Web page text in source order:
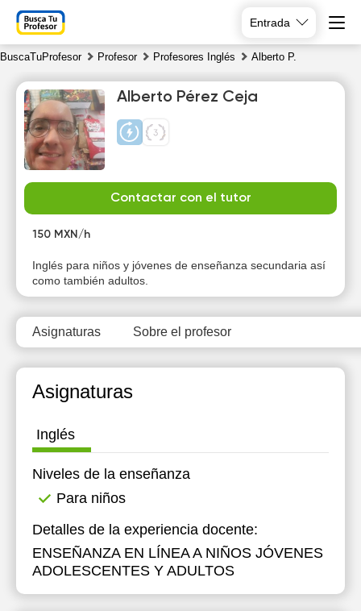
Entrada
BuscaTuProfesor Profesor Profesores Inglés Alberto P.
Alberto Pérez Ceja
Contactar con el tutor
150 MXN/h
Inglés para niños y jóvenes de enseñanza secundaria así
como también adultos.
Asignaturas Sobre el profesor
Asignaturas
Inglés
Niveles de la enseñanza
Para niños
Detalles de la experiencia docente:
ENSEÑANZA EN LÍNEA A NIÑOS JÓVENES
ADOLESCENTES Y ADULTOS
9
Mo
10
Tu
11
12